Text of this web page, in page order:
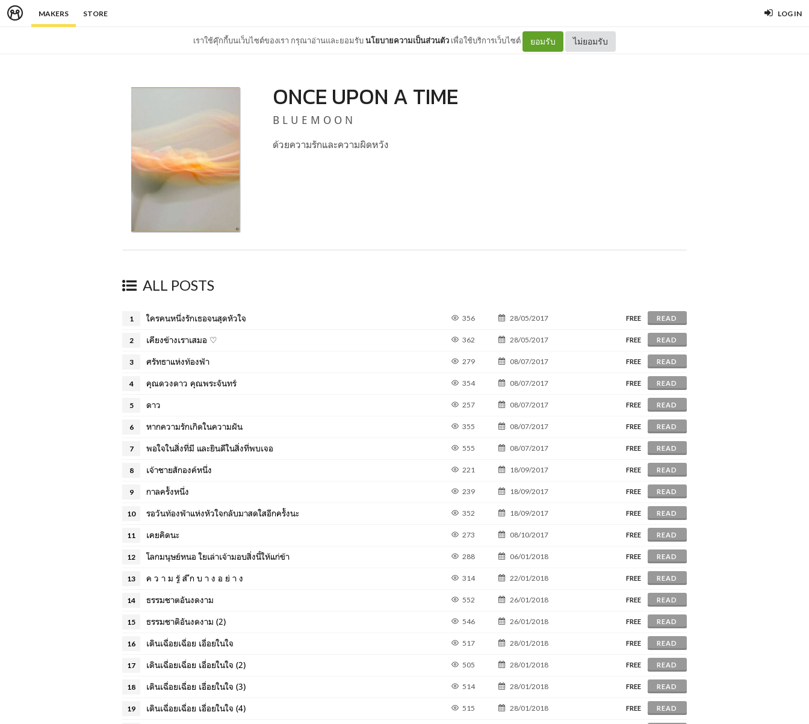
MAKERS STORE LOG IN
เราใช้คุ๊กกี้บนเว็บไซต์ของเรา กรุณาอ่านและยอมรับนโยบายความเป็นส่วนตัว เพื่อใช้บริการเว็บไซต์ ยอมรับ ไม่ยอมรับ
ONCE UPON A TIME
B L U E M O O N
ด้วยความรักและความผิดหวัง
ALL POSTS
1 ใครคนหนึ่งรักเธอจนสุดหัวใจ 356 28/05/2017 FREE READ
2 เคียงข้างเราเสมอ ♡ 362 28/05/2017 FREE READ
3 ศรัทธาแห่งท้องฟ้า 279 08/07/2017 FREE READ
4 คุณดวงดาว คุณพระจันทร์ 354 08/07/2017 FREE READ
5 ดาว 257 08/07/2017 FREE READ
6 หากความรักเกิดในความฝัน 355 08/07/2017 FREE READ
7 พอใจในสิ่งที่มี และยินดีในสิ่งที่พบเจอ 555 08/07/2017 FREE READ
8 เจ้าชายสักองค์หนึ่ง 221 18/09/2017 FREE READ
9 กาลครั้งหนึ่ง 239 18/09/2017 FREE READ
10 รอวันท้องฟ้าแห่งหัวใจกลับมาสดใสอีกครั้งนะ 352 18/09/2017 FREE READ
11 เคยคิดนะ 273 08/10/2017 FREE READ
12 โลกมนุษย์หนอ ใยเล่าเจ้ามอบสิ่งนี้ให้แก่ข้า 288 06/01/2018 FREE READ
13 ค ว า ม รู้ ส ึก บ า ง อ ย่ า ง 314 22/01/2018 FREE READ
14 ธรรมชาตอันงดงาม 552 26/01/2018 FREE READ
15 ธรรมชาติอันงดงาม (2) 546 26/01/2018 FREE READ
16 เดินเฉื่อยเฉื่อย เอื่อยในใจ 517 28/01/2018 FREE READ
17 เดินเฉื่อยเฉื่อย เอื่อยในใจ (2) 505 28/01/2018 FREE READ
18 เดินเฉื่อยเฉื่อย เอื่อยในใจ (3) 514 28/01/2018 FREE READ
19 เดินเฉื่อยเฉื่อย เอื่อยในใจ (4) 515 28/01/2018 FREE READ